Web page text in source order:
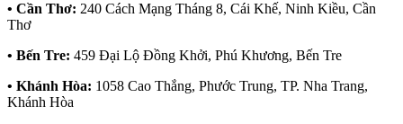
• Cần Thơ: 240 Cách Mạng Tháng 8, Cái Khế, Ninh Kiều, Cần
Thơ
• Bến Tre: 459 Đại Lộ Đồng Khởi, Phú Khương, Bến Tre
• Khánh Hòa: 1058 Cao Thắng, Phước Trung, TP. Nha Trang,
Khánh Hòa